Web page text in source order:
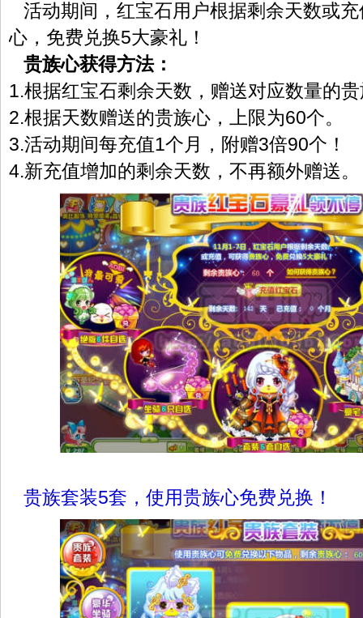
活动期间，红宝石用户根据剩余天数或
心，免费兑换5大豪礼！
贵族心获得方法：
1.根据红宝石剩余天数，赠送对应数量的
2.根据天数赠送的贵族心，上限为60个。
3.活动期间每充值1个月，附赠3倍90个！
4.新充值增加的剩余天数，不再额外赠送。
贵族套装5套，使用贵族心免费兑换！